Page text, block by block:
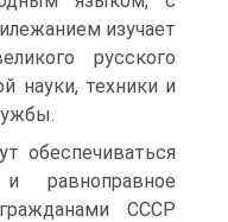
изучает
русского
науки, техники и
обеспечиваться
равноправное
СССР